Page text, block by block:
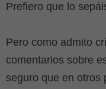
Prefiero que lo
Pero como admito
comentarios sobre
seguro que en otros